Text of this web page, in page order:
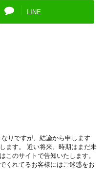
LINE
りですが、結論から申します
ます。 近い将来、時期はまだ未
このサイトで告知いたします。
くれてるお客様にはご迷惑をお